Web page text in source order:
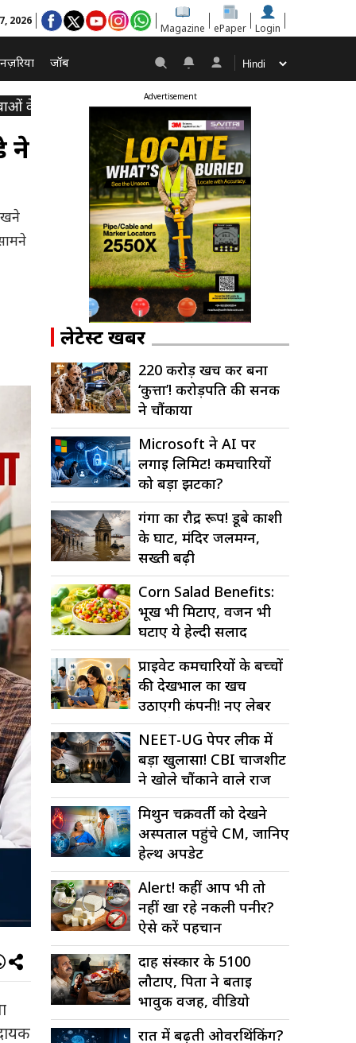
2026
Magazine ePaper Login
नज़रिया जॉब
के लिए बड़ी प्रेरणा
ने
Advertisement
लेटेस्ट खबरें
220 करोड़ खर्च कर बना
‘कुत्ता’! करोड़पति की सनक
ने चौंकाया
Microsoft ने AI पर
लगाई लिमिट! कर्मचारियों
को बड़ा झटका?
गंगा का रौद्र रूप! डूबे काशी
के घाट, मंदिर जलमग्न,
सख्ती बढ़ी
Corn Salad Benefits:
भूख भी मिटाए, वजन भी
घटाए ये हेल्दी सलाद
प्राइवेट कर्मचारियों के बच्चों
की देखभाल का खर्च
उठाएगी कंपनी! नए लेबर
कोड में बड़ा...
NEET-UG पेपर लीक में
बड़ा खुलासा! CBI चार्जशीट
ने खोले चौंकाने वाले राज
मिथुन चक्रवर्ती को देखने
अस्पताल पहुंचे CM, जानिए
हेल्थ अपडेट
Alert! कहीं आप भी तो
नहीं खा रहे नकली पनीर?
ऐसे करें पहचान
दाह संस्कार के ₹5100
लौटाए, पिता ने बताई
भावुक वजह, वीडियो
वायरल
रात में बढ़ती ओवरथिंकिंग?